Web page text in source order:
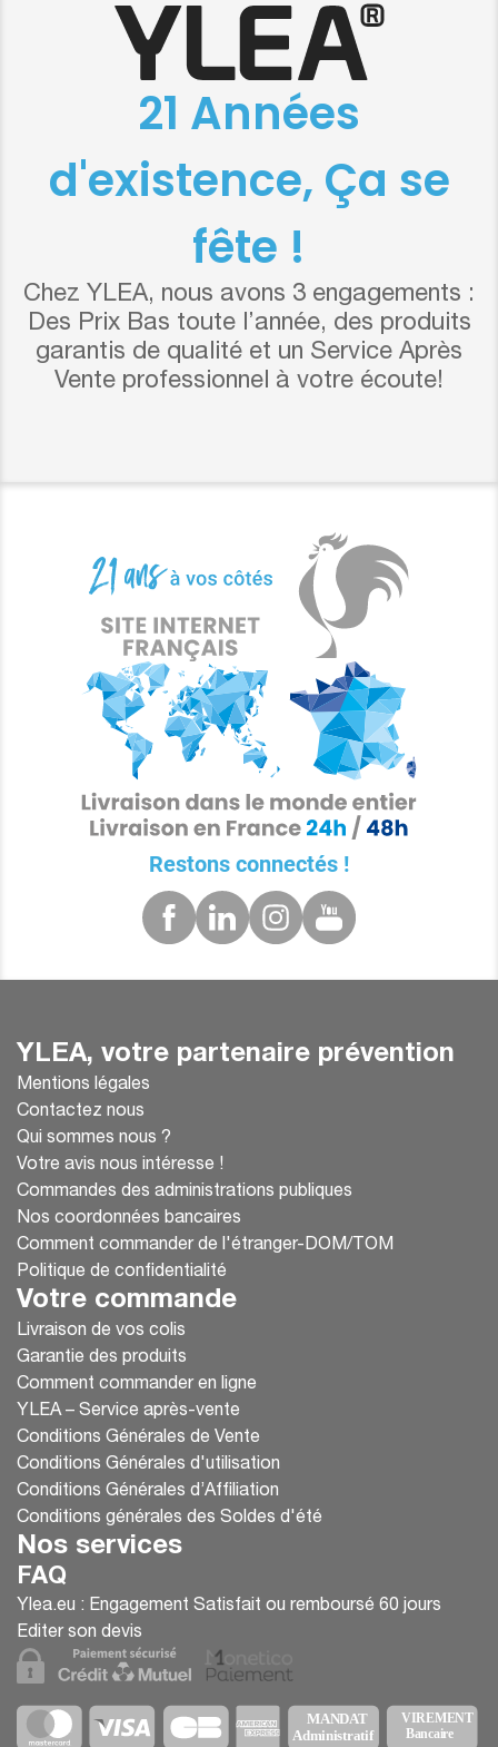
21 Années
d'existence, Ça se
fête !
Chez YLEA, nous avons 3 engagements :
Des Prix Bas toute l’année, des produits
garantis de qualité et un Service Après
Vente professionnel à votre écoute!
Restons connectés !
YLEA, votre partenaire prévention
Mentions légales
Contactez nous
Qui sommes nous ?
Votre avis nous intéresse !
Commandes des administrations publiques
Nos coordonnées bancaires
Comment commander de l'étranger-DOM/TOM
Politique de confidentialité
Votre commande
Livraison de vos colis
Garantie des produits
Comment commander en ligne
YLEA – Service après-vente
Conditions Générales de Vente
Conditions Générales d'utilisation
Conditions Générales d’Affiliation
Conditions générales des Soldes d'été
Nos services
FAQ
Ylea.eu : Engagement Satisfait ou remboursé 60 jours
Editer son devis